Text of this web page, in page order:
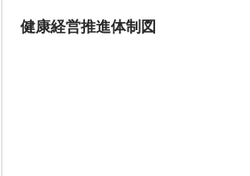
健康経営推進体制図